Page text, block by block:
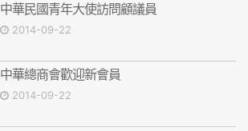
中華民國青年大使訪問顧議員
2014-09-22
中華總商會歡迎新會員
2014-09-22